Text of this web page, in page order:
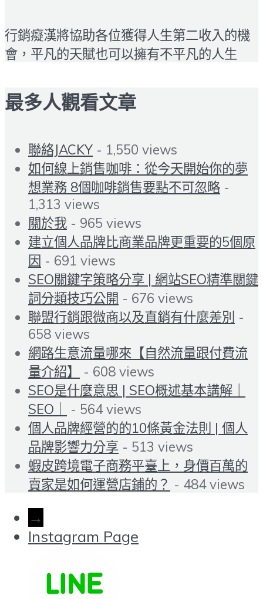
行銷癡漢將協助各位獲得人生第二收入的機
會，平凡的天賦也可以擁有不平凡的人生
最多人觀看文章
聯絡JACKY - 1,550 views
如何線上銷售咖啡：從今天開始你的夢
想業務 8個咖啡銷售要點不可忽略 -
1,313 views
關於我 - 965 views
建立個人品牌比商業品牌更重要的5個原
因 - 691 views
SEO關鍵字策略分享 | 網站SEO精準關鍵
詞分類技巧公開 - 676 views
聯盟行銷跟微商以及直銷有什麼差別 -
658 views
網路生意流量哪來【自然流量跟付費流
量介紹】
- 608 views
SEO是什麼意思 | SEO概述基本講解｜
SEO｜
- 564 views
個人品牌經營的的10條黃金法則 | 個人
品牌影響力分享 - 513 views
蝦皮跨境電子商務平臺上，身價百萬的
賣家是如何運營店鋪的？ - 484 views
→
Instagram Page